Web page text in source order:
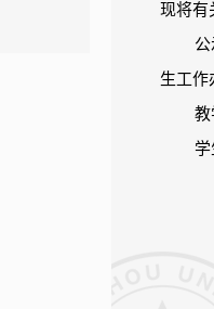
现将有
公示
生工作
教学
学生